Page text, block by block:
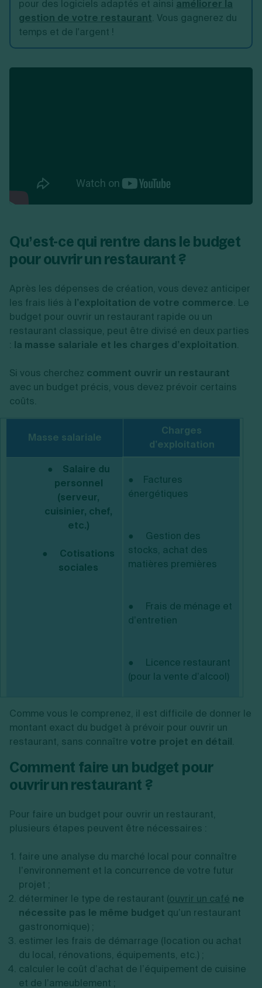
pour des logiciels adaptés et ainsi améliorer la
gestion de votre restaurant. Vous gagnerez du
temps et de l'argent !
Qu’est-ce qui rentre dans le budget
pour ouvrir un restaurant ?
Après les dépenses de création, vous devez anticiper
les frais liés à l’exploitation de votre commerce. Le
budget pour ouvrir un restaurant rapide ou un
restaurant classique, peut être divisé en deux parties
: la masse salariale et les charges d’exploitation.
Si vous cherchez comment ouvrir un restaurant
avec un budget précis, vous devez prévoir certains
coûts.
Masse salariale
Charges
d’exploitation
● Salaire du
personnel
(serveur,
cuisinier, chef,
etc.)
● Cotisations
sociales
● Factures
énergétiques
● Gestion des
stocks, achat des
matières premières
● Frais de ménage et
d’entretien
● Licence restaurant
(pour la vente d’alcool)
Comme vous le comprenez, il est difficile de donner le
montant exact du budget à prévoir pour ouvrir un
restaurant, sans connaître votre projet en détail.
Comment faire un budget pour
ouvrir un restaurant ?
Pour faire un budget pour ouvrir un restaurant,
plusieurs étapes peuvent être nécessaires :
faire une analyse du marché local pour connaître
l’environnement et la concurrence de votre futur
projet ;
déterminer le type de restaurant (ouvrir un café ne
nécessite pas le même budget qu’un restaurant
gastronomique) ;
estimer les frais de démarrage (location ou achat
du local, rénovations, équipements, etc.) ;
calculer le coût d’achat de l’équipement de cuisine
et de l’ameublement ;